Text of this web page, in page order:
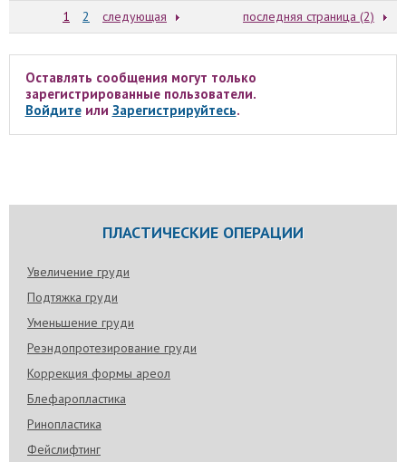
1 2 следующая последняя страница (2)
Оставлять сообщения могут только
зарегистрированные пользователи.
Войдитеили Зарегистрируйтесь.
ПЛАСТИЧЕСКИЕ ОПЕРАЦИИ
Увеличение груди
Подтяжка груди
Уменьшение груди
Реэндопротезирование груди
Коррекция формы ареол
Блефаропластика
Ринопластика
Фейслифтинг